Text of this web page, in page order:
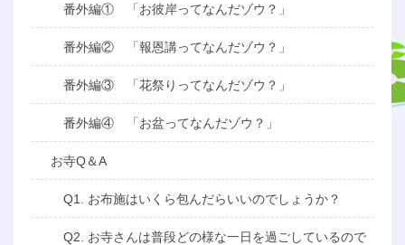
番外編① 「お彼岸ってなんだゾウ？」
番外編② 「報恩講ってなんだゾウ？」
番外編③ 「花祭りってなんだゾウ？」
番外編④ 「お盆ってなんだゾウ？」
お寺Q＆A
Q1. お布施はいくら包んだらいいのでしょうか？
Q2. お寺さんは普段どの様な一日を過ごしているので